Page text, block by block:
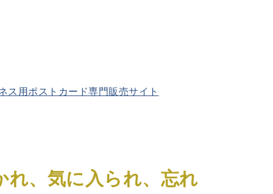
ス用ポストカード専門販売サイト
れ、気に入られ、忘れ